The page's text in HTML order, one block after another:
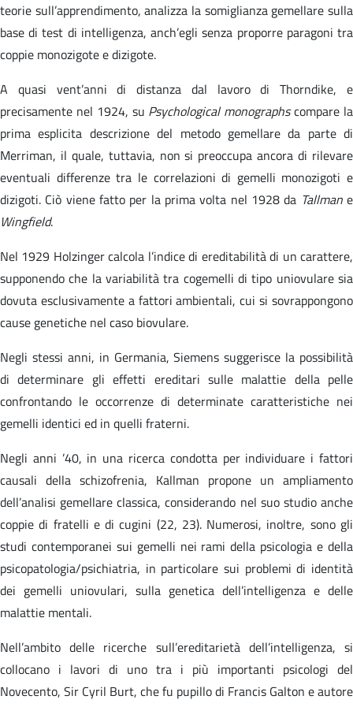
teorie sull’apprendimento, analizza la somiglianza gemellare sulla
base di test di intelligenza, anch’egli senza proporre paragoni tra
coppie monozigote e dizigote.
A quasi vent’anni di distanza dal lavoro di Thorndike, e
precisamente nel 1924, su Psychological monographscompare la
prima esplicita descrizione del metodo gemellare da parte di
Merriman, il quale, tuttavia, non si preoccupa ancora di rilevare
eventuali differenze tra le correlazioni di gemelli monozigoti e
dizigoti. Ciò viene fatto per la prima volta nel 1928 da Tallmane
Wingfield.
Nel 1929 Holzinger calcola l’indice di ereditabilità di un carattere,
supponendo che la variabilità tra cogemelli di tipo uniovulare sia
dovuta esclusivamente a fattori ambientali, cui si sovrappongono
cause genetiche nel caso biovulare.
Negli stessi anni, in Germania, Siemens suggerisce la possibilità
di determinare gli effetti ereditari sulle malattie della pelle
confrontando le occorrenze di determinate caratteristiche nei
gemelli identici ed in quelli fraterni.
Negli anni ’40, in una ricerca condotta per individuare i fattori
causali della schizofrenia, Kallman propone un ampliamento
dell’analisi gemellare classica, considerando nel suo studio anche
coppie di fratelli e di cugini (22, 23). Numerosi, inoltre, sono gli
studi contemporanei sui gemelli nei rami della psicologia e della
psicopatologia/psichiatria, in particolare sui problemi di identità
dei gemelli uniovulari, sulla genetica dell’intelligenza e delle
malattie mentali.
Nell’ambito delle ricerche sull’ereditarietà dell’intelligenza, si
collocano i lavori di uno tra i più importanti psicologi del
Novecento, Sir Cyril Burt, che fu pupillo di Francis Galton e autore